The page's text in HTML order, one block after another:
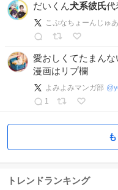
だいくん犬系彼氏代
こぷなちょーんじゅ
愛おしくてたまんな
漫画はリプ欄
よみよみマンガ部 @
1
トレンドランキング